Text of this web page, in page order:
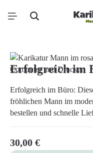
Zum Hauptinhalt springen
Bildergalerie überspringen
Erfolgreich im
Erfolgreich im Büro:
fröhlichen Mann im
bestellen und schnelle
Regulärer Preis:
30,00 €